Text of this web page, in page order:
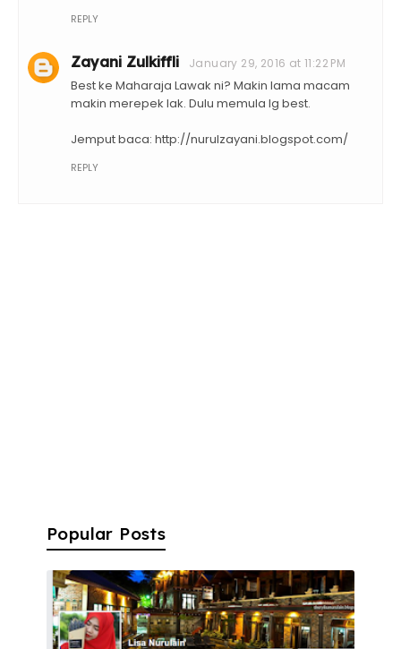
REPLY
Zayani Zulkiffli January 29, 2016 at 11:22 PM
Best ke Maharaja Lawak ni? Makin lama macam
makin merepek lak. Dulu memula lg best.
Jemput baca: http://nurulzayani.blogspot.com/
REPLY
Popular Posts